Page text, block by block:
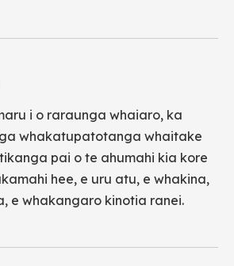
i o raraunga whaiaro, ka
whakatupatotanga whaitake
pai o te ahumahi kia kore
hee, e uru atu, e whakina,
e whakangaro kinotia ranei.